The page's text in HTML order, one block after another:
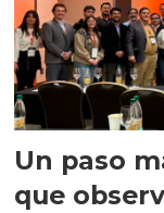
Un paso
que